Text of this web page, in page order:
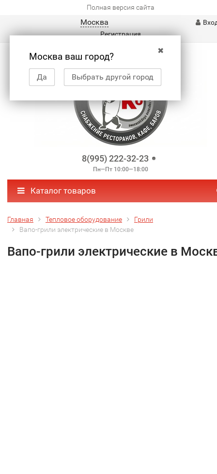
Полная версия сайта
Москва
✖
Москва ваш город?
Да Выбрать другой город
Регистрация
8(995) 222-32-23
Пн—Пт 10:00—18:00
Каталог товаров
Главная Тепловое оборудование
Грили
Вапо-грили электрические в Москве
Вапо-грили электрические в